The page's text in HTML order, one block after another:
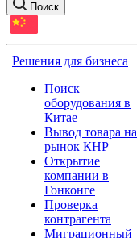
Поиск
Решения для бизнеса
Поиск
оборудования в
Китае
Вывод товара на
рынок КНР
Открытие
компании в
Гонконге
Проверка
контрагента
Миграционный